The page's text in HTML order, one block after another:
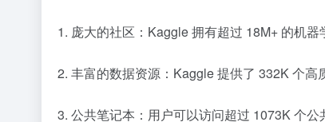
1. 庞大的社区：Kaggle 拥有超过 18M+ 的机
2. 丰富的数据资源：Kaggle 提供了 332K 个高
3. 公共笔记本：用户可以访问超过 1073K 个